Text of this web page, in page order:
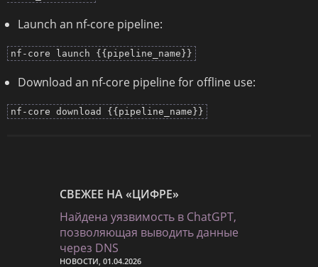
Launch an nf-core pipeline:
nf-core launch {{pipeline_name}}
Download an nf-core pipeline for offline use:
nf-core download {{pipeline_name}}
СВЕЖЕЕ НА «ЦИФРЕ»
Найдена уязвимость в ChatGPT,
позволяющая выводить данные
через DNS
НОВОСТИ, 01.04.2026